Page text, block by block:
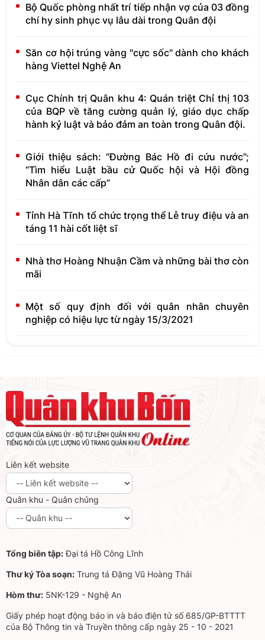
Bộ Quốc phòng nhất trí tiếp nhận vợ của 03 đồng
chí hy sinh phục vụ lâu dài trong Quân đội
Săn cơ hội trúng vàng "cực sốc" dành cho khách
hàng Viettel Nghệ An
Cục Chính trị Quân khu 4: Quán triệt Chỉ thị 103
của BQP về tăng cường quản lý, giáo dục chấp
hành kỷ luật và bảo đảm an toàn trong Quân đội.
Giới thiệu sách: “Đường Bác Hồ đi cứu nước”;
“Tìm hiểu Luật bầu cử Quốc hội và Hội đồng
Nhân dân các cấp”
Tỉnh Hà Tĩnh tổ chức trọng thể Lễ truy điệu và an
táng 11 hài cốt liệt sĩ
Nhà thơ Hoàng Nhuận Cầm và những bài thơ còn
mãi
Một số quy định đối với quân nhân chuyên
nghiệp có hiệu lực từ ngày 15/3/2021
Liên kết website
Quân khu - Quân chủng
Tổng biên tập:Đại tá Hồ Công Lĩnh
Thư ký Tòa soạn: Trung tá Đặng Vũ Hoàng Thái
Hòm thư: 5NK-129 - Nghệ An
Giấy phép hoạt động báo in và báo điện tử số 685/GP-BTTTT
của Bộ Thông tin và Truyền thông cấp ngày 25 - 10 - 2021